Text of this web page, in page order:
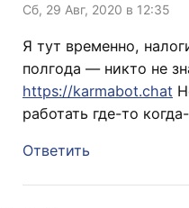
Сб, 29 Авг, 2020 в 12:35
Я тут временно,
полгода — никто не
https://karmabot.chat
работать где-то
Ответить